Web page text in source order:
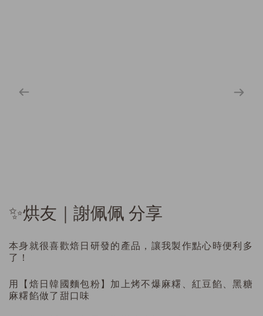
✨烘友｜謝佩佩 分享
本身就很喜歡焙日研發的產品，讓我製作點心時便利多
了！
用【焙日韓國麵包粉】加上烤不爆麻糬、紅豆餡、黑糖
麻糬餡做了甜口味